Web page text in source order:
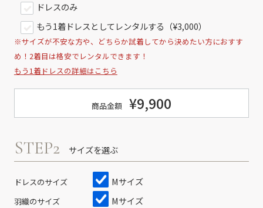
ドレスのみ
もう1着ドレスとしてレンタルする（¥3,000）
※サイズが不安な方や、どちらか試着してから決めたい方におすす
め！2着目は格安でレンタルできます！
もう1着ドレスの詳細はこちら
商品金額 ¥9,900
STEP2 サイズを選ぶ
ドレスのサイズ Mサイズ
羽織のサイズ Mサイズ